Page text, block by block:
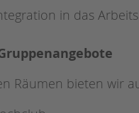
in das
Räumen bieten wir